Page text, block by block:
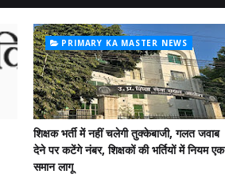
PRIMARY KA MASTER NEWS
शिक्षक भर्ती में नहीं चलेगी तुक्केबाजी, गलत जवाब
देने पर कटेंगे नंबर, शिक्षकों की भर्तियों में नियम एक
समान लागू